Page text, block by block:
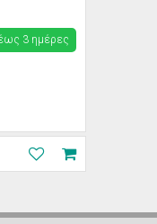
3 ημέρες